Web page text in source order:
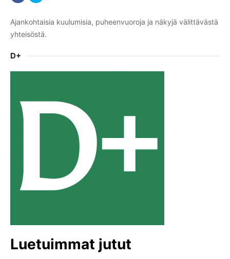
Ajankohtaisia kuulumisia, puheenvuoroja ja näkyjä välittävästä
yhteisöstä.
D+
Luetuimmat jutut